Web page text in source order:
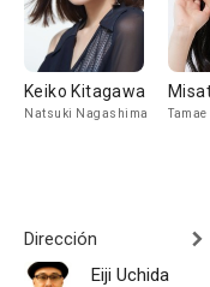
Keiko Kitagawa
Natsuki Nagashima Tamae
Dirección
Eiji Uchida